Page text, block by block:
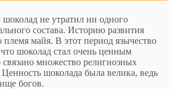
не утратил ни одного
состава. Историю развития
майя. В этот период язычество
шоколад стал очень ценным
множество религиозных
шоколада была велика, ведь
богов.